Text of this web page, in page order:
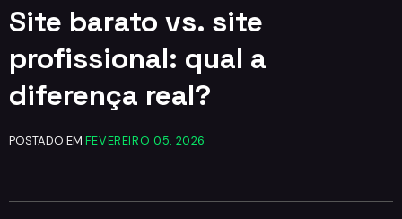
Site barato vs. site
profissional: qual a
diferença real?
POSTADO EM FEVEREIRO 05, 2026